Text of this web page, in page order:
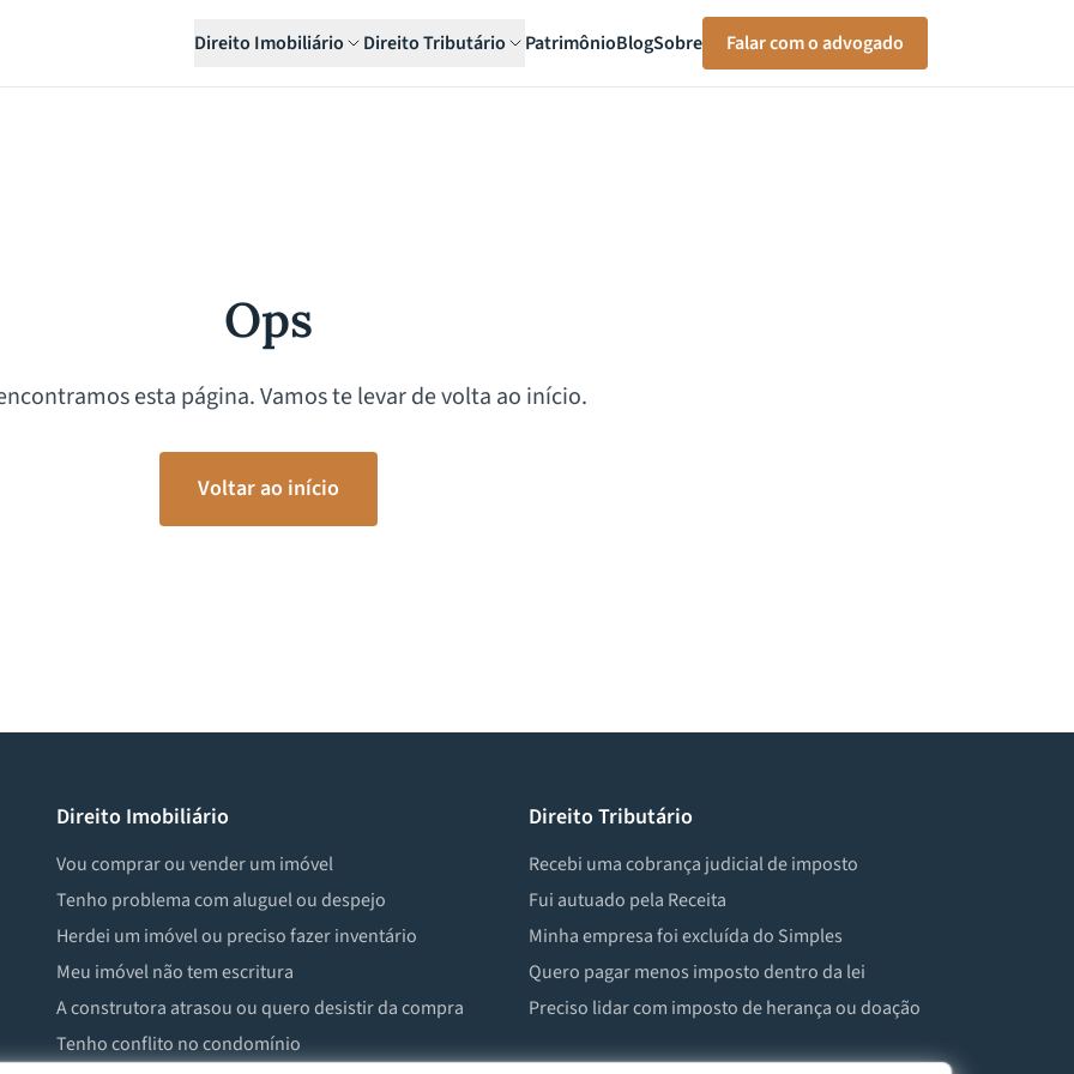
Direito Imobiliário Direito Tributário PatrimônioBlogSobre Falar com o advogado
Ops
esta página. Vamos te levar de volta ao início.
Voltar ao início
Direito Imobiliário
Vou comprar ou vender um imóvel
Tenho problema com aluguel ou despejo
Herdei um imóvel ou preciso fazer inventário
Meu imóvel não tem escritura
A construtora atrasou ou quero desistir da compra
Tenho conflito no condomínio
Direito Tributário
Recebi uma cobrança judicial de imposto
Fui autuado pela Receita
Minha empresa foi excluída do Simples
Quero pagar menos imposto dentro da lei
Preciso lidar com imposto de herança ou doação